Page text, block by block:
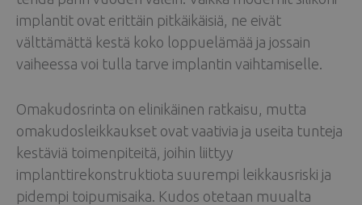
implantit ovat erittäin pitkäikäisiä, ne eivät
välttämättä kestä koko loppuelämää ja jossain
vaiheessa voi tulla tarve implantin vaihtamiselle.
Omakudosrinta on elinikäinen ratkaisu, mutta
omakudosleikkaukset ovat vaativia ja useita tunteja
kestäviä toimenpiteitä, joihin liittyy
implanttirekonstruktiota suurempi leikkausriski ja
pidempi toipumisaika. Kudos otetaan muualta